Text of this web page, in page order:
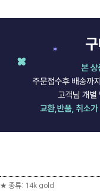
★ 종류: 14k gold